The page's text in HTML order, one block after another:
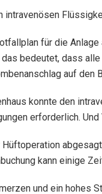
intravenösen
für die
bedeutet, dass
auf den
konnte den
erforderlich.
Hüftoperation
kann einige
und ein hohes